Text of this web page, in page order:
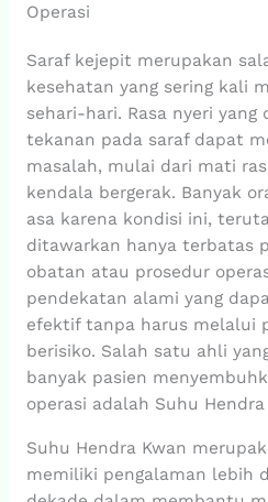
Operasi
Saraf kejepit merupakan
kesehatan yang sering kali
sehari-hari. Rasa nyeri yang
tekanan pada saraf dapat
masalah, mulai dari mati
kendala bergerak. Banyak
asa karena kondisi ini,
ditawarkan hanya terbatas
obatan atau prosedur
pendekatan alami yang
efektif tanpa harus melalui
berisiko. Salah satu ahli
banyak pasien
operasi adalah Suhu Hendra
Suhu Hendra Kwan
memiliki pengalaman lebih